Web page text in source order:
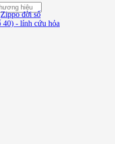
Zippo đời số